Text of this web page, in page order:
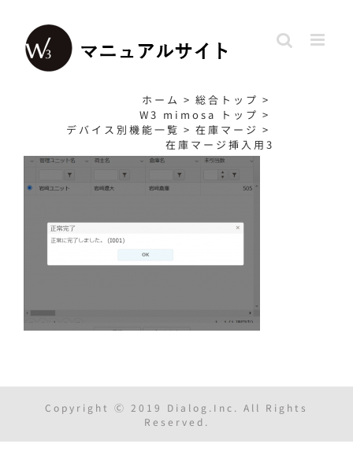
content
ホーム > 総合トップ >
W3 mimosa トップ >
デバイス別機能一覧 > 在庫マージ >
在庫マージ挿入用3
Copyright Ⓒ 2019 Dialog.Inc. All Rights
Reserved.